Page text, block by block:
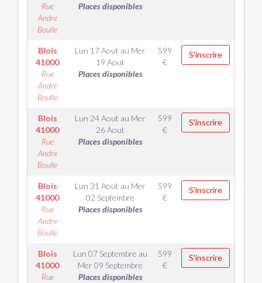
Rue
Andre
Boulle
Places disponibles
Blois
41000
Rue
Andre
Boulle
Lun 17 Aout au Mer
19 Aout
Places disponibles
599
€
S'inscrire
Blois
41000
Rue
Andre
Boulle
Lun 24 Aout au Mer
26 Aout
Places disponibles
599
€
S'inscrire
Blois
41000
Rue
Andre
Boulle
Lun 31 Aout au Mer
02 Septembre
Places disponibles
599
€
S'inscrire
Blois
41000
Rue
Lun 07 Septembre au
Mer 09 Septembre
Places disponibles
599
€
S'inscrire